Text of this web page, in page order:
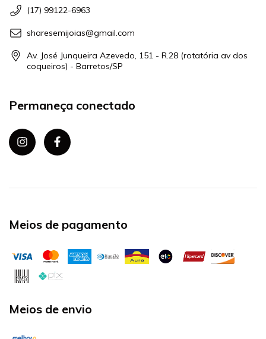
(17) 99122-6963
sharesemijoias@gmail.com
Av. José Junqueira Azevedo, 151 - R.28 (rotatória av dos
coqueiros) - Barretos/SP
Permaneça conectado
Meios de pagamento
Meios de envio